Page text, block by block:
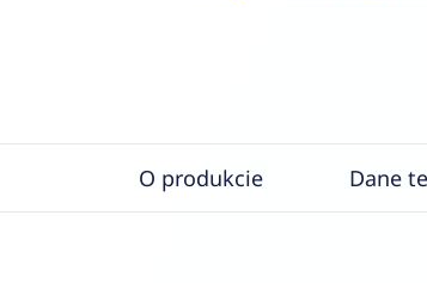
O produkcie Dane